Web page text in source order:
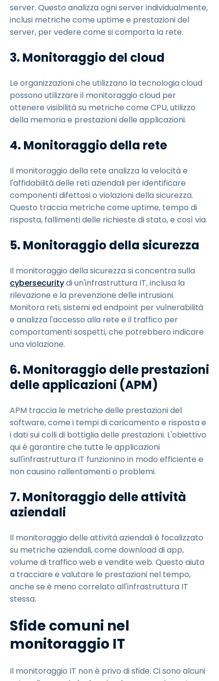
server. Questo analizza ogni server individualmente,
inclusi metriche come uptime e prestazioni del
server, per vedere come si comporta la rete.
3. Monitoraggio del cloud
Le organizzazioni che utilizzano la tecnologia cloud
possono utilizzare il monitoraggio cloud per
ottenere visibilità su metriche come CPU, utilizzo
della memoria e prestazioni delle applicazioni.
4. Monitoraggio della rete
Il monitoraggio della rete analizza la velocità e
l'affidabilità delle reti aziendali per identificare
componenti difettosi o violazioni della sicurezza.
Questo traccia metriche come uptime, tempo di
risposta, fallimenti delle richieste di stato, e così via.
5. Monitoraggio della sicurezza
Il monitoraggio della sicurezza si concentra sulla
cybersecuritydi un'infrastruttura IT, inclusa la
rilevazione e la prevenzione delle intrusioni.
Monitora reti, sistemi ed endpoint per vulnerabilità
e analizza l'accesso alla rete e il traffico per
comportamenti sospetti, che potrebbero indicare
una violazione.
6. Monitoraggio delle prestazioni
delle applicazioni (APM)
APM traccia le metriche delle prestazioni del
software, come i tempi di caricamento e risposta e
i dati sui colli di bottiglia delle prestazioni. L'obiettivo
qui è garantire che tutte le applicazioni
sull'infrastruttura IT funzionino in modo efficiente e
non causino rallentamenti o problemi.
7. Monitoraggio delle attività
aziendali
Il monitoraggio delle attività aziendali è focalizzato
su metriche aziendali, come download di app,
volume di traffico web e vendite web. Questo aiuta
a tracciare e valutare le prestazioni nel tempo,
anche se è meno correlato all'infrastruttura IT
stessa.
Sfide comuni nel
monitoraggio IT
Il monitoraggio IT non è privo di sfide. Ci sono alcuni